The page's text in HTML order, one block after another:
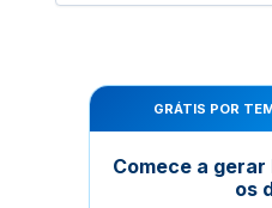
GRÁTIS POR
Comece a
os